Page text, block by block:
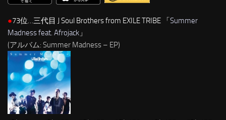
●73位…三代目 J Soul Brothers from EXILE TRIBE 「Summer
Madness feat. Afrojack 」
(アルバム: Summer Madness – EP)